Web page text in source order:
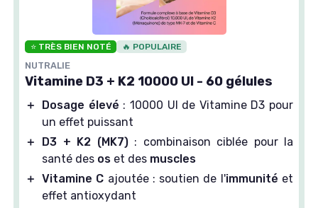
⭐ TRÈS BIEN NOTÉ 🔥 POPULAIRE
NUTRALIE
Vitamine D3 + K2 10000 UI - 60 gélules
＋ Dosage élevé : 10000 UI de Vitamine D3 pour
un effet puissant
＋
D3 + K2 (MK7): combinaison ciblée pour la
santé des os et des muscles
＋ Vitamine C ajoutée : soutien de l'immunité et
effet antioxydant